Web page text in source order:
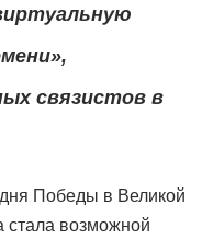
связистов в
дня Победы в Великой
стала возможной